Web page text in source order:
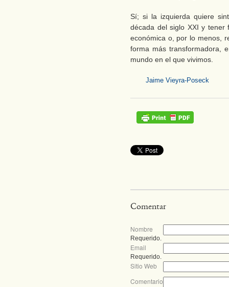
Sí; si la izquierda quiere
década del siglo XXI y tener
económica o, por lo menos,
forma más transformadora,
mundo en el que vivimos.
Jaime Vieyra-Poseck
Comentar
Nombre
Requerido.
Email
Requerido.
Sitio Web
Comentario